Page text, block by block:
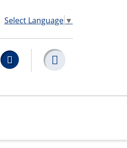
Select Language ▼
YouTubeWikipedia